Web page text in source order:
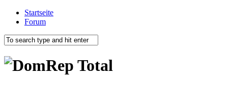
Startseite
Forum